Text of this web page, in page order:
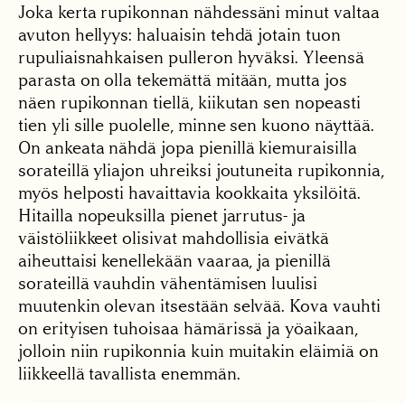
Joka kerta rupikonnan nähdessäni minut valtaa
avuton hellyys: haluaisin tehdä jotain tuon
rupuliaisnahkaisen pulleron hyväksi. Yleensä
parasta on olla tekemättä mitään, mutta jos
näen rupikonnan tiellä, kiikutan sen nopeasti
tien yli sille puolelle, minne sen kuono näyttää.
On ankeata nähdä jopa pienillä kiemuraisilla
sorateillä yliajon uhreiksi joutuneita rupikonnia,
myös helposti havaittavia kookkaita yksilöitä.
Hitailla nopeuksilla pienet jarrutus- ja
väistöliikkeet olisivat mahdollisia eivätkä
aiheuttaisi kenellekään vaaraa, ja pienillä
sorateillä vauhdin vähentämisen luulisi
muutenkin olevan itsestään selvää. Kova vauhti
on erityisen tuhoisaa hämärissä ja yöaikaan,
jolloin niin rupikonnia kuin muitakin eläimiä on
liikkeellä tavallista enemmän.